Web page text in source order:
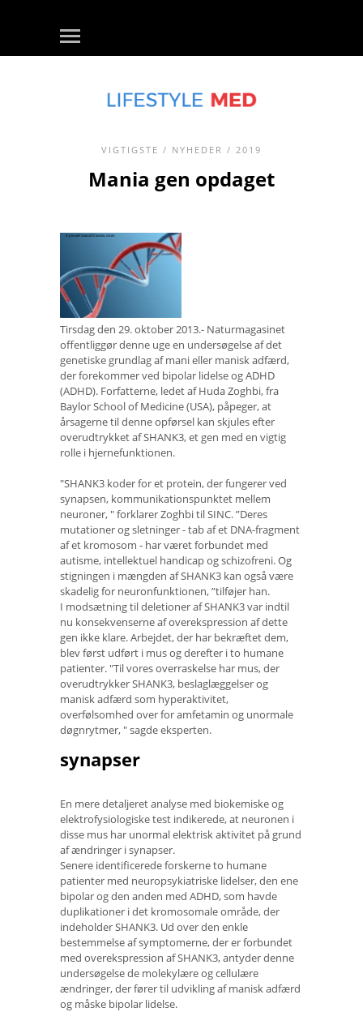
VIGTIGSTE / NYHEDER / 2019
Mania gen opdaget
Tirsdag den 29. oktober 2013.- Naturmagasinet
offentliggør denne uge en undersøgelse af det
genetiske grundlag af mani eller manisk adfærd,
der forekommer ved bipolar lidelse og ADHD
(ADHD). Forfatterne, ledet af Huda Zoghbi, fra
Baylor School of Medicine (USA), påpeger, at
årsagerne til denne opførsel kan skjules efter
overudtrykket af SHANK3, et gen med en vigtig
rolle i hjernefunktionen.
"SHANK3 koder for et protein, der fungerer ved
synapsen, kommunikationspunktet mellem
neuroner, " forklarer Zoghbi til SINC. ”Deres
mutationer og sletninger - tab af et DNA-fragment
af et kromosom - har været forbundet med
autisme, intellektuel handicap og schizofreni. Og
stigningen i mængden af ​​SHANK3 kan også være
skadelig for neuronfunktionen, ”tilføjer han.
I modsætning til deletioner af SHANK3 var indtil
nu konsekvenserne af overekspression af dette
gen ikke klare. Arbejdet, der har bekræftet dem,
blev først udført i mus og derefter i to humane
patienter. "Til vores overraskelse har mus, der
overudtrykker SHANK3, beslaglæggelser og
manisk adfærd som hyperaktivitet,
overfølsomhed over for amfetamin og unormale
døgnrytmer, " sagde eksperten.
synapser
En mere detaljeret analyse med biokemiske og
elektrofysiologiske test indikerede, at neuronen i
disse mus har unormal elektrisk aktivitet på grund
af ændringer i synapser.
Senere identificerede forskerne to humane
patienter med neuropsykiatriske lidelser, den ene
bipolar og den anden med ADHD, som havde
duplikationer i det kromosomale område, der
indeholder SHANK3. Ud over den enkle
bestemmelse af symptomerne, der er forbundet
med overekspression af SHANK3, antyder denne
undersøgelse de molekylære og cellulære
ændringer, der fører til udvikling af manisk adfærd
og måske bipolar lidelse.